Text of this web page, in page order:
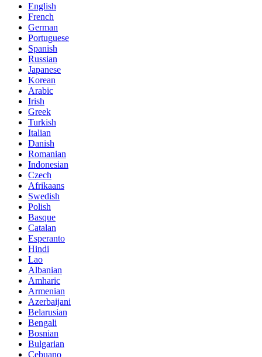
English
French
German
Portuguese
Spanish
Russian
Japanese
Korean
Arabic
Irish
Greek
Turkish
Italian
Danish
Romanian
Indonesian
Czech
Afrikaans
Swedish
Polish
Basque
Catalan
Esperanto
Hindi
Lao
Albanian
Amharic
Armenian
Azerbaijani
Belarusian
Bengali
Bosnian
Bulgarian
Cebuano